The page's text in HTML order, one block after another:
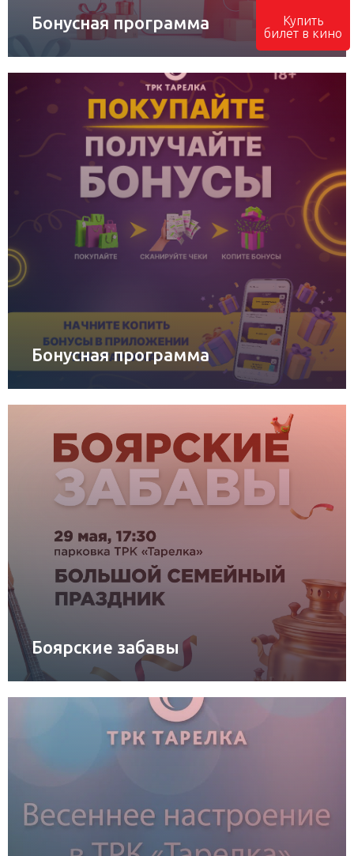
Бонусная программа
Бонусная программа
Боярские забавы
Купить
билет в кино